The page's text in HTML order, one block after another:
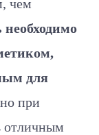
чем
для
при
отличным